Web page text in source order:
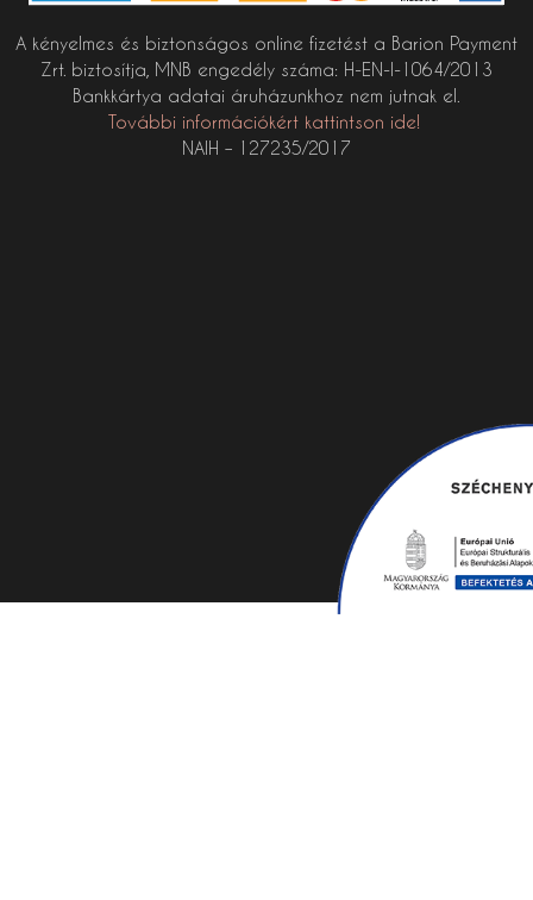
A kényelmes és biztonságos online fizetést a Barion Payment
Zrt. biztosítja, MNB engedély száma: H-EN-I-1064/2013
Bankkártya adatai áruházunkhoz nem jutnak el.
További információkért kattintson ide!
NAIH – 127235/2017